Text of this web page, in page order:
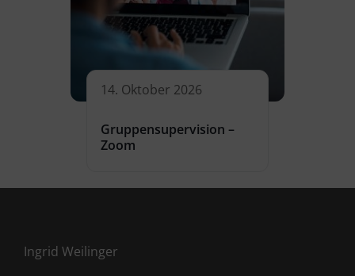
14. Oktober 2026
Gruppensupervision –
Zoom
Ingrid Weilinger